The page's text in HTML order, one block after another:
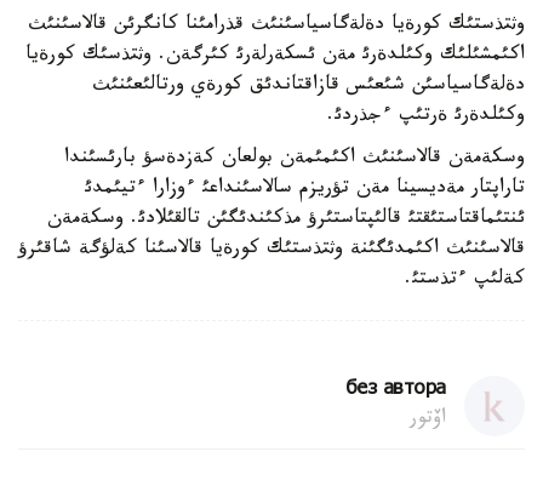
وثتذستئك كورةيا دةلةگاسياسئنئث قذرامئنا كانگرئن قالاسئنئث
اكئمشئلئك وكئلدةرئ مةن ئسكةرلةرئ كئرگةن. وثتذسئك كورةيا
دةلةگاسياسئن شئعئس قازاقتاندئق كورةي ورتالئعئنئث
وكئلدةرئ ةرتئپ ءجذردئ.
وسكةمةن قالاسئنئث اكئمئمةن بولعان كةزدةسؤ بارئسئندا
تاراپتار مةديسينا مةن تؤريزم سالاسئنداعئ ءوزارا ءتيئمدئ
ئنتئماقتاستئقتئ قالئپتاستئرؤ مذكئندئگئن تالقئلادئ. وسكةمةن
قالاسئنئث اكئمدئگئنة وثتذستئك كورةيا قالاسئنا كةلؤگة شاقئرؤ
كةلئپ ءتذستئ.
без автора
اۆتور